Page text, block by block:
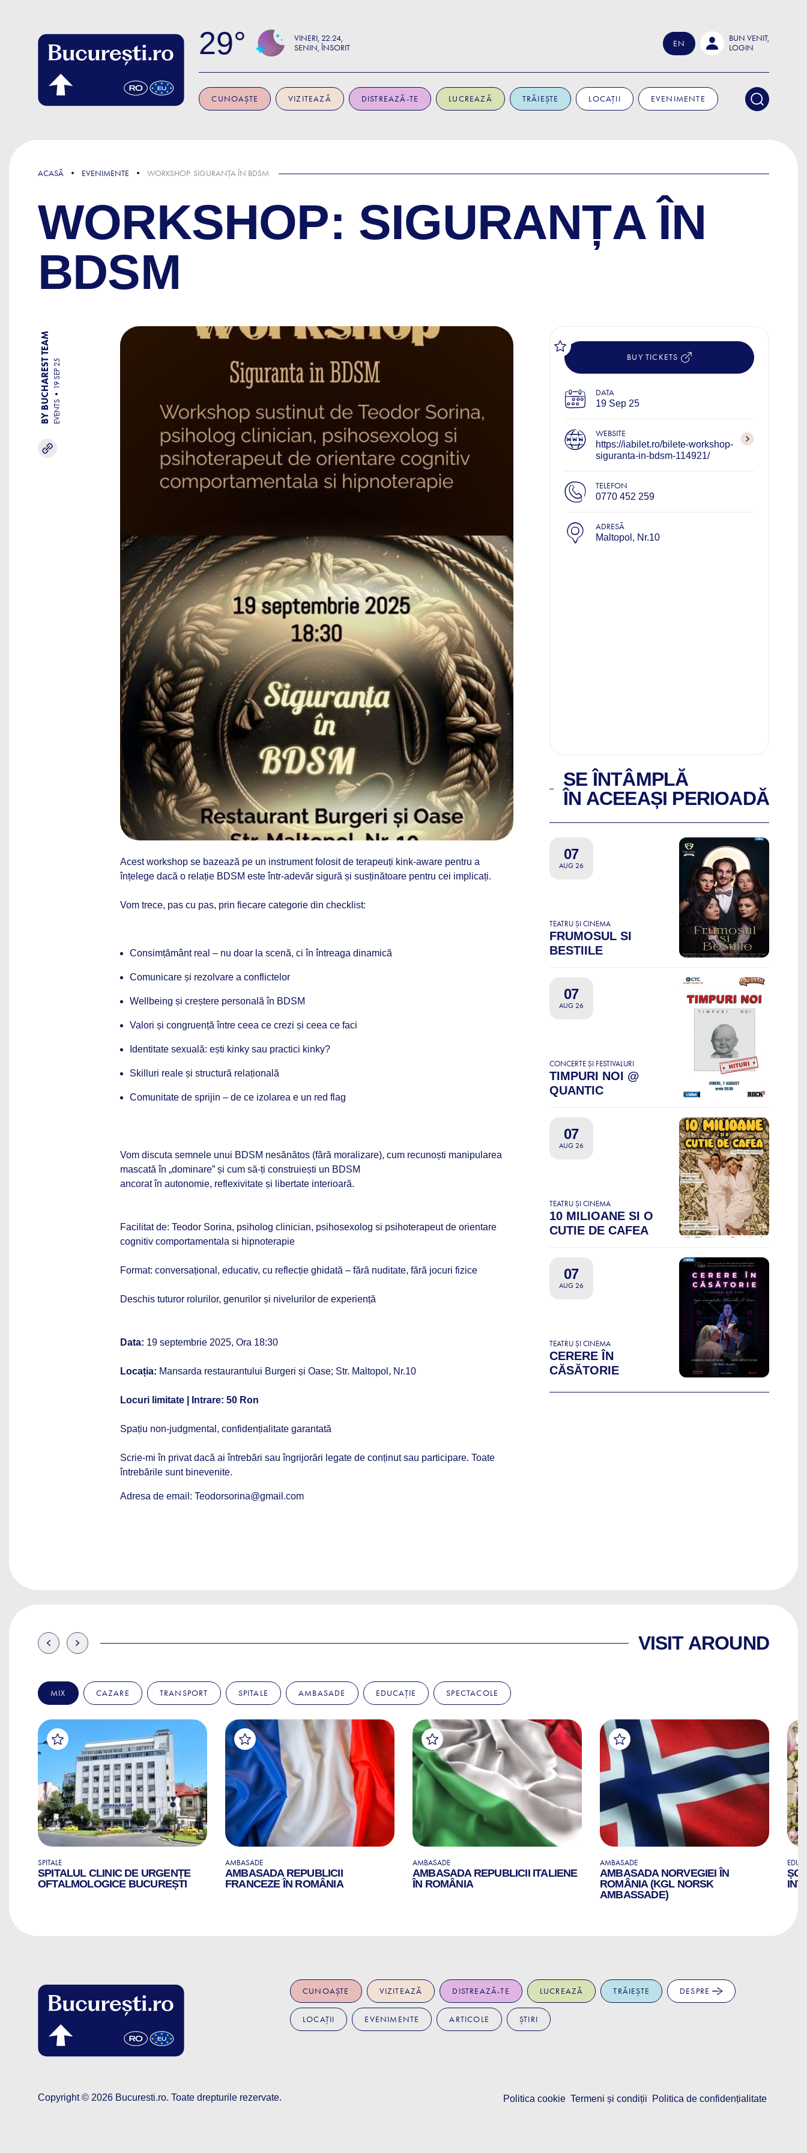
29 VINERI 22:24
SENIN, ÎNSORIT
EN
BUN VENIT,
LOGIN
CUNOAȘTE VIZITEAZĂ DISTREAZĂ-TE LUCREAZĂ TRĂIEȘTE LOCAȚII EVENIMENTE
ACASĂ EVENIMENTE WORKSHOP: SIGURANȚA ÎN BDSM
WORKSHOP: SIGURANȚA ÎN
BDSM
BY BUCHAREST TEAM EVENTS
19 SEP 25
Acest workshop se bazează pe un instrument folosit de terapeuți kink-aware pentru a
înțelege dacă o relație BDSM este într-adevăr sigură și susținătoare pentru cei implicați.
Vom trece, pas cu pas, prin fiecare categorie din checklist:
Consimțământ real – nu doar la scenă, ci în întreaga dinamică
Comunicare și rezolvare a conflictelor
Wellbeing și creștere personală în BDSM
Valori și congruență între ceea ce crezi și ceea ce faci
Identitate sexuală: ești kinky sau practici kinky?
Skilluri reale și structură relațională
Comunitate de sprijin – de ce izolarea e un red flag
Vom discuta semnele unui BDSM nesănătos (fără moralizare), cum recunoști manipularea
mascată în „dominare” și cum să-ți construiești un BDSM
ancorat în autonomie, reflexivitate și libertate interioară.
Facilitat de: Teodor Sorina, psiholog clinician, psihosexolog si psihoterapeut de orientare
cognitiv comportamentala si hipnoterapie
Format: conversațional, educativ, cu reflecție ghidată – fără nuditate, fără jocuri fizice
Deschis tuturor rolurilor, genurilor și nivelurilor de experiență
Data: 19 septembrie 2025, Ora 18:30
Locația: Mansarda restaurantului Burgeri și Oase; Str. Maltopol, Nr.10
Locuri limitate | Intrare: 50 Ron
Spațiu non-judgmental, confidențialitate garantată
Scrie-mi în privat dacă ai întrebări sau îngrijorări legate de conținut sau participare. Toate
întrebările sunt binevenite.
Adresa de email: Teodorsorina@gmail.com
BUY TICKETS
DATA
19 Sep 25
WEBSITE
https://iabilet.ro/bilete-workshop-
siguranta-in-bdsm-114921/
TELEFON
0770 452 259
ADRESĂ
Maltopol, Nr.10
SE ÎNTÂMPLĂ
ÎN ACEEAȘI PERIOADĂ
07
AUG 26
TEATRU ȘI CINEMA
FRUMOSUL SI
BESTIILE
07
AUG 26
CONCERTE ȘI FESTIVALURI
TIMPURI NOI @
QUANTIC
07
AUG 26
TEATRU ȘI CINEMA
10 MILIOANE SI O
CUTIE DE CAFEA
07
AUG 26
TEATRU ȘI CINEMA
CERERE ÎN
CĂSĂTORIE
VISIT AROUND
MIX CAZARE TRANSPORT SPITALE AMBASADE EDUCAȚIE SPECTACOLE
SPITALE
SPITALUL CLINIC DE URGENȚE
OFTALMOLOGICE BUCUREȘTI
AMBASADE
AMBASADA REPUBLICII
FRANCEZE ÎN ROMÂNIA
AMBASADE
AMBASADA REPUBLICII ITALIENE
ÎN ROMÂNIA
AMBASADE
AMBASADA NORVEGIEI ÎN
ROMÂNIA (KGL NORSK
AMBASSADE)
CUNOAȘTE VIZITEAZĂ DISTREAZĂ-TE LUCREAZĂ TRĂIEȘTE DESPRE
LOCAȚII EVENIMENTE ARTICOLE ȘTIRI
Copyright © 2026 Bucuresti.ro. Toate drepturile rezervate. Politica cookie Termeni și condiții Politica de confidențialitate